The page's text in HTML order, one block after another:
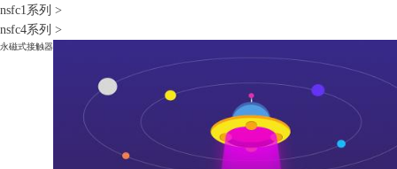
nsfc1系列 >
nsfc4系列 >
永磁式接触器